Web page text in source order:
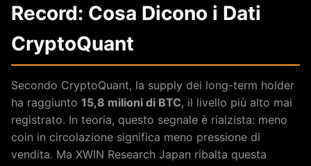
Record: Cosa Dicono i Dati
CryptoQuant
Secondo CryptoQuant, la supply dei long-term holder
ha raggiunto 15,8 milioni di BTC, il livello più alto mai
registrato. In teoria, questo segnale è rialzista: meno
coin in circolazione significa meno pressione di
vendita. Ma XWIN Research Japan ribalta questa